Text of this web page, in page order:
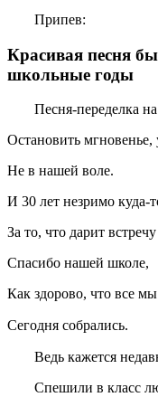
Припев:
Красивая песня
школьные годы
Песня-переделка
Остановить мгновенье,
Не в нашей воле.
И 30 лет незримо куда-
За то, что дарит
Спасибо нашей школе,
Как здорово, что все мы
Сегодня собрались.
Ведь кажется
Спешили в класс